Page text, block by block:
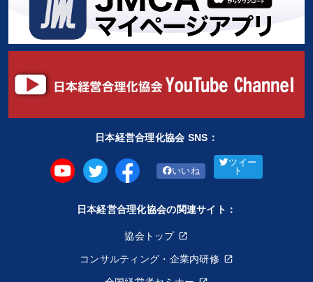
日本経営合理化協会 SNS：
いいね
ツイー
ト
日本経営合理化協会の関連サイト：
協会トップ
コンサルティング・企業内研修